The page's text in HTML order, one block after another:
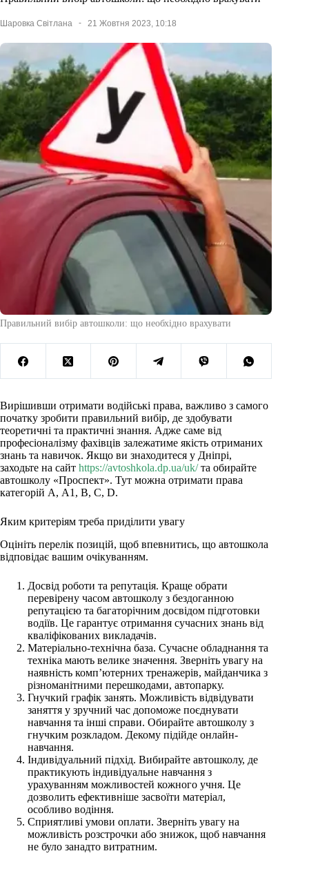
Шаровка Світлана 21 Жовтня 2023, 10:18
Правильний вибір автошколи: що необхідно врахувати
Вирішивши отримати водійські права, важливо з самого
початку зробити правильний вибір, де здобувати
теоретичні та практичні знання. Адже саме від
професіоналізму фахівців залежатиме якість отриманих
знань та навичок. Якщо ви знаходитеся у Дніпрі,
заходьте на сайт https://avtoshkola.dp.ua/uk/та обирайте
автошколу «Проспект». Тут можна отримати права
категорій А, А1, В, С, D.
Яким критеріям треба приділити увагу
Оцініть перелік позицій, щоб впевнитись, що автошкола
відповідає вашим очікуванням.
Досвід роботи та репутація. Краще обрати
перевірену часом автошколу з бездоганною
репутацією та багаторічним досвідом підготовки
водіїв. Це гарантує отримання сучасних знань від
кваліфікованих викладачів.
Матеріально-технічна база. Сучасне обладнання та
техніка мають велике значення. Зверніть увагу на
наявність комп’ютерних тренажерів, майданчика з
різноманітними перешкодами, автопарку.
Гнучкий графік занять. Можливість відвідувати
заняття у зручний час допоможе поєднувати
навчання та інші справи. Обирайте автошколу з
гнучким розкладом. Декому підійде онлайн-
навчання.
Індивідуальний підхід. Вибирайте автошколу, де
практикують індивідуальне навчання з
урахуванням можливостей кожного учня. Це
дозволить ефективніше засвоїти матеріал,
особливо водіння.
Сприятливі умови оплати. Зверніть увагу на
можливість розстрочки або знижок, щоб навчання
не було занадто витратним.